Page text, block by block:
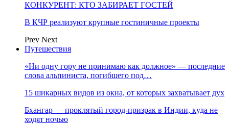
КОНКУРЕНТ: КТО ЗАБИРАЕТ ГОСТЕЙ
В КЧР реализуют крупные гостиничные проекты
Prev Next
Путешествия
«Ни одну гору не принимаю как должное» — последние
слова альпиниста, погибшего под…
15 шикарных видов из окна, от которых захватывает дух
Бхангар — проклятый город-призрак в Индии, куда не
ходят ночью